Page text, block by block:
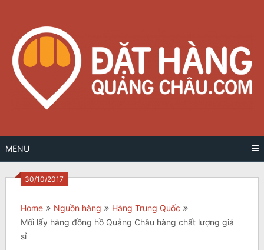
content
MENU
30/10/2017
Home Nguồn hàng
Hàng Trung Quốc
Mối lấy hàng đồng hồ Quảng Châu hàng chất lượng giá
sỉ